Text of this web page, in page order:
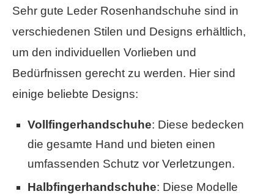
Sehr gute Leder Rosenhandschuhe sind in
verschiedenen Stilen und Designs erhältlich,
um den individuellen Vorlieben und
Bedürfnissen gerecht zu werden. Hier sind
einige beliebte Designs:
Vollfingerhandschuhe: Diese bedecken
die gesamte Hand und bieten einen
umfassenden Schutz vor Verletzungen.
Halbfingerhandschuhe: Diese Modelle